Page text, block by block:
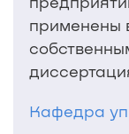
применены
Кафедра